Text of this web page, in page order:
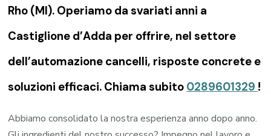
Rho (MI). Operiamo da svariati anni a
Castiglione d’Adda per offrire, nel settore
dell’automazione cancelli, risposte concrete e
soluzioni efficaci. Chiama subito 0289601329 !
Abbiamo consolidato la nostra esperienza anno dopo anno.